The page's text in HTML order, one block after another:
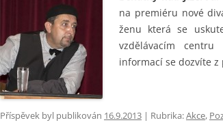
na premiéru nové
ženu která se
vzdělávacím
informací se dozvíte
Příspěvek byl publikován 16.9.2013 | Rubrika:Akce,